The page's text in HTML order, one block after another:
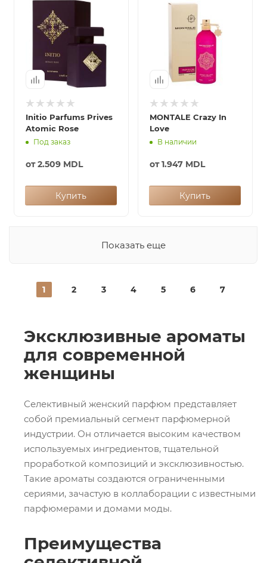
Initio Parfums Prives
Atomic Rose
Под заказ
от2.509 MDL
Купить
MONTALE Crazy In
Love
В наличии
от1.947 MDL
Купить
Показать еще
1 2 3 4 5 6 7
Эксклюзивные ароматы
для современной
женщины
Селективный женский парфюм представляет
собой премиальный сегмент парфюмерной
индустрии. Он отличается высоким качеством
используемых ингредиентов, тщательной
проработкой композиций и эксклюзивностью.
Такие ароматы создаются ограниченными
сериями, зачастую в коллаборации с известными
парфюмерами и домами моды.
Преимущества